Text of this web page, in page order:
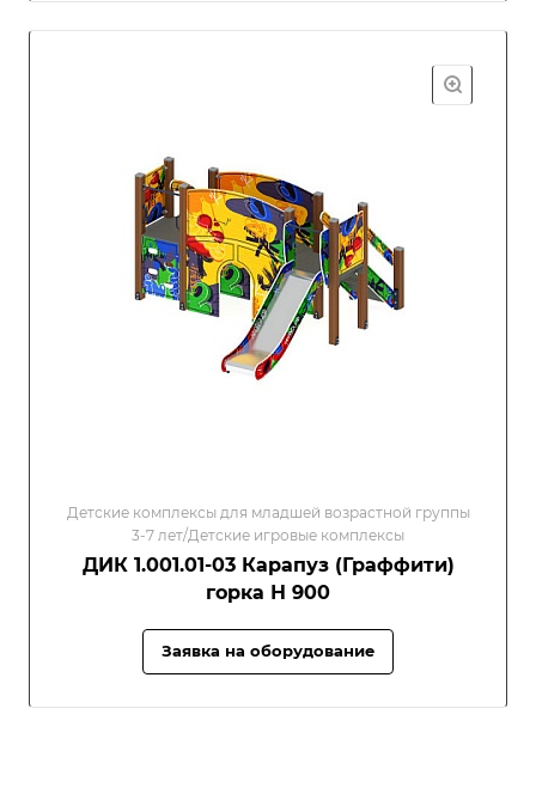
Детские комплексы для младшей возрастной группы
3-7 лет/Детские игровые комплексы
ДИК 1.001.01-03 Карапуз (Граффити)
горка Н 900
Заявка на оборудование